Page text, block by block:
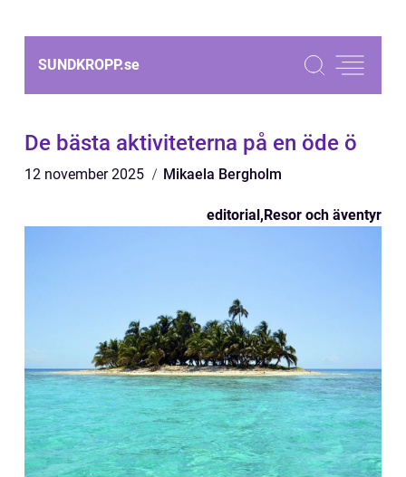
SUNDKROPP.se
De bästa aktiviteterna på en öde ö
12 november 2025 Mikaela Bergholm
editorial,Resor och äventyr